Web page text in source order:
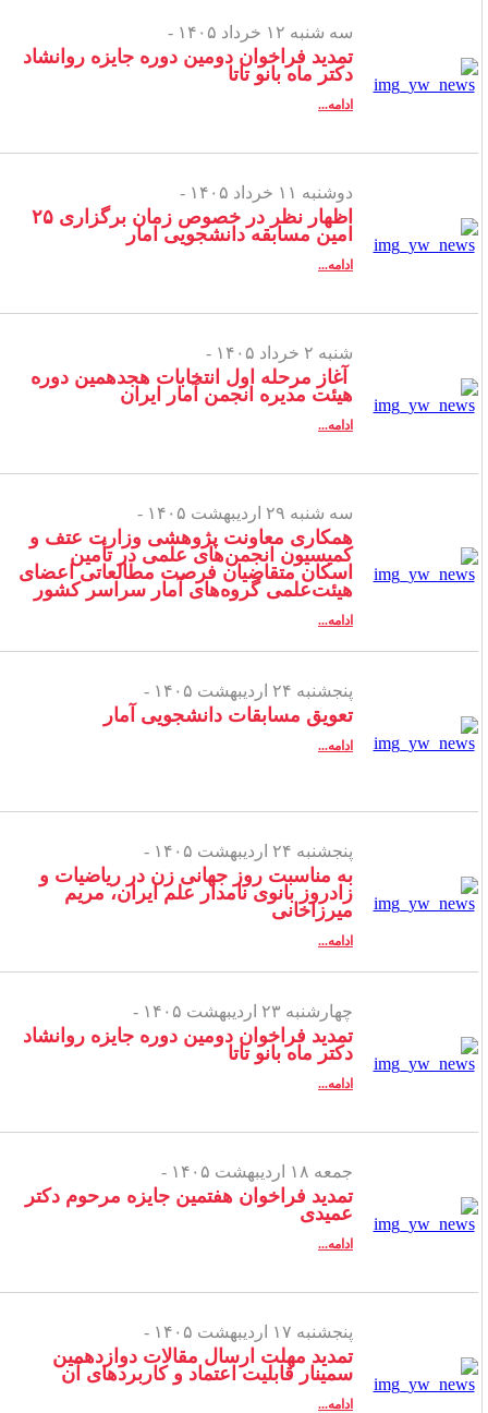
سه شنبه ۱۲ خرداد ۱۴۰۵ -
تمدید فراخوان دومین دوره جایزه روانشاد
دکتر ماه بانو تاتا
ادامه...
دوشنبه ۱۱ خرداد ۱۴۰۵ -
اظهار نظر در خصوص زمان برگزاری ۲۵
امین مسابقه دانشجویی امار
ادامه...
شنبه ۲ خرداد ۱۴۰۵ -
آغاز مرحله اول انتخابات هجدهمین دوره
هیئت مدیره انجمن آمار ایران
ادامه...
سه شنبه ۲۹ اردیبهشت ۱۴۰۵ -
همکاری معاونت پژوهشی وزارت عتف و
کمیسیون انجمن‌های علمی در تأمین
اسکان متقاضیان فرصت مطالعاتی اعضای
هیئت‌علمی گروه‌های آمار سراسر کشور
ادامه...
پنجشنبه ۲۴ اردیبهشت ۱۴۰۵ -
تعویق مسابقات دانشجویی آمار
ادامه...
پنجشنبه ۲۴ اردیبهشت ۱۴۰۵ -
به مناسبت روز جهانی زن در ریاضیات و
زادروز بانوی نامدار علم ایران، مریم
میرزاخانی
ادامه...
چهارشنبه ۲۳ اردیبهشت ۱۴۰۵ -
تمدید فراخوان دومین دوره جایزه روانشاد
دکتر ماه بانو تاتا
ادامه...
جمعه ۱۸ اردیبهشت ۱۴۰۵ -
تمدید فراخوان هفتمین جایزه مرحوم دکتر
عمیدی
ادامه...
پنجشنبه ۱۷ اردیبهشت ۱۴۰۵ -
تمدید مهلت ارسال مقالات دوازدهمین
سمینار قابلیت اعتماد و کاربردهای آن
ادامه...